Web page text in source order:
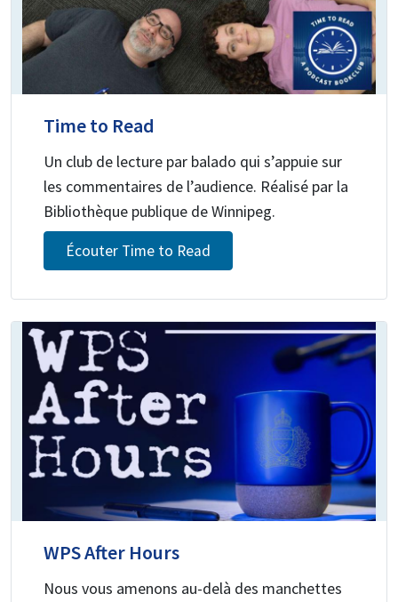
Time to Read
Un club de lecture par balado qui s’appuie sur
les commentaires de l’audience. Réalisé par la
Bibliothèque publique de Winnipeg.
Écouter Time to Read
WPS After Hours
Nous vous amenons au-delà des manchettes